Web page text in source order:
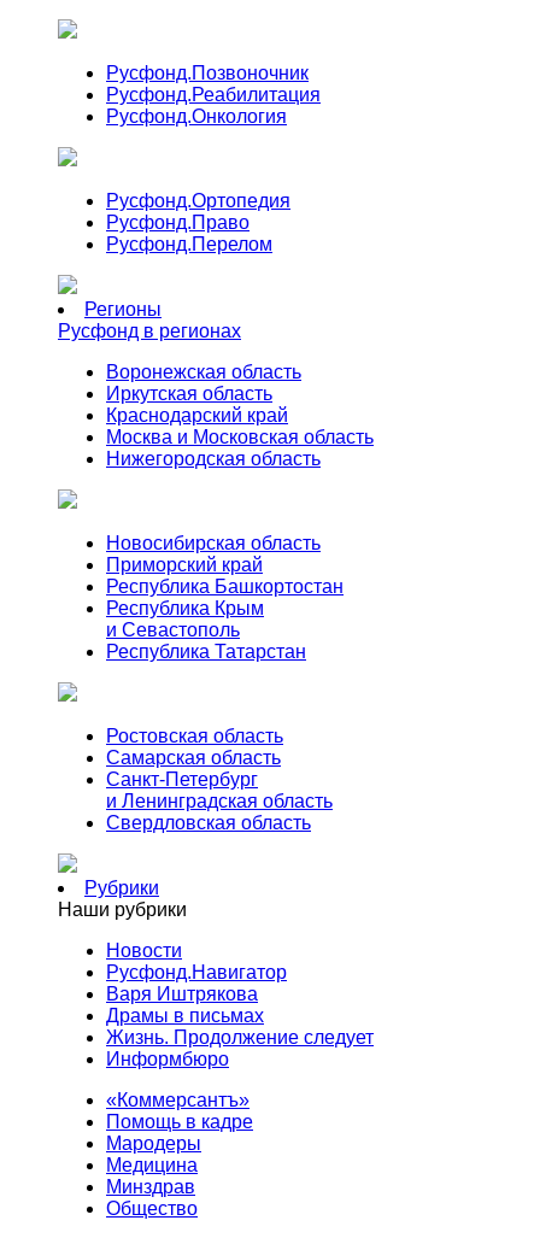
Русфонд.Позвоночник
Русфонд.Реабилитация
Русфонд.Онкология
Русфонд.Ортопедия
Русфонд.Право
Русфонд.Перелом
Регионы
Русфонд в регионах
Воронежская область
Иркутская область
Краснодарский край
Москва и Московская область
Нижегородская область
Новосибирская область
Приморский край
Республика Башкортостан
Республика Крым
и Севастополь
Республика Татарстан
Ростовская область
Самарская область
Санкт-Петербург
и Ленинградская область
Свердловская область
Рубрики
Наши рубрики
Новости
Русфонд.Навигатор
Варя Иштрякова
Драмы в письмах
Жизнь. Продолжение следует
Информбюро
«Коммерсантъ»
Помощь в кадре
Мародеры
Медицина
Минздрав
Общество